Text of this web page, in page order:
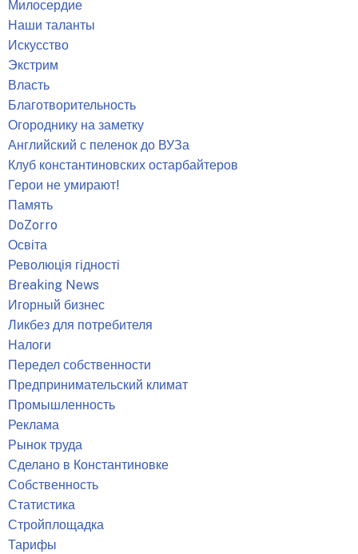
Милосердие
Наши таланты
Искусство
Экстрим
Власть
Благотворительность
Огороднику на заметку
Английский с пеленок до ВУЗа
Клуб константиновских остарбайтеров
Герои не умирают!
Память
DoZorro
Освіта
Революція гідності
Breaking News
Игорный бизнес
Ликбез для потребителя
Налоги
Передел собственности
Предпринимательский климат
Промышленность
Реклама
Рынок труда
Сделано в Константиновке
Собственность
Статистика
Стройплощадка
Тарифы